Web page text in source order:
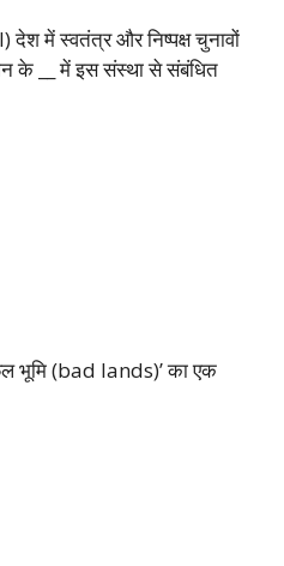
में स्वतंत्र और निष्पक्ष चुनावों
के __ में इस संस्था से संबंधित
भूमि (bad lands)’ का एक